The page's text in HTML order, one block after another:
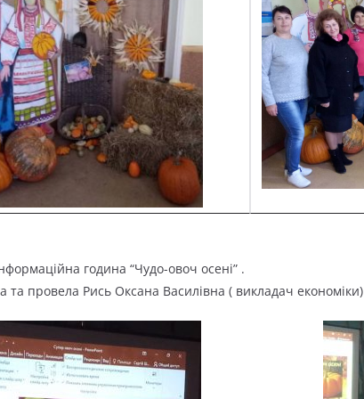
година “Чудо-овоч осені” .
та провела Рись Оксана Василівна ( викладач економіки)